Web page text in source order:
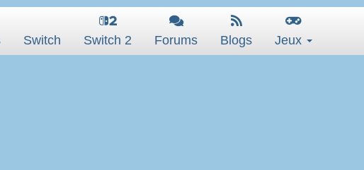
Switch Switch 2 Forums Blogs Jeux